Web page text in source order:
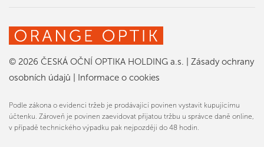
© 2026 ČESKÁ OČNÍ OPTIKA HOLDING a.s.
Zásady ochrany
osobních údajů
Informace o cookies
Podle zákona o evidenci tržeb je prodávající povinen vystavit kupujícímu
účtenku. Zároveň je povinen zaevidovat přijatou tržbu u správce daně online,
v případě technického výpadku pak nejpozději do 48 hodin.